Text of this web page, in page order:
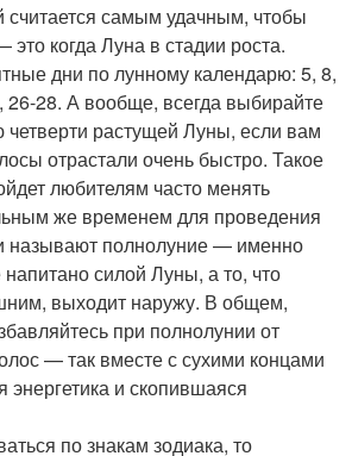
считается самым удачным, чтобы
это когда Луна в стадии роста.
дни по лунному календарю: 5, 8,
26-28. А вообще, всегда выбирайте
четверти растущей Луны, если вам
отрастали очень быстро. Такое
любителям часто менять
же временем для проведения
называют полнолуние — именно
напитано силой Луны, а то, что
выходит наружу. В общем,
при полнолунии от
— так вместе с сухими концами
энергетика и скопившаяся
по знакам зодиака, то